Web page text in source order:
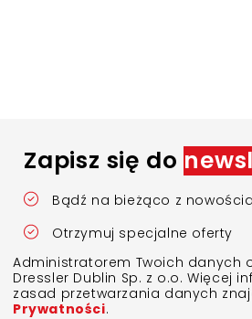
Zapisz się do
Bądź na bieżąco z
Otrzymuj specjalne oferty
Administratorem Twoich danych
Dressler Dublin Sp. z o.o. Więcej
zasad przetwarzania danych
Prywatności.